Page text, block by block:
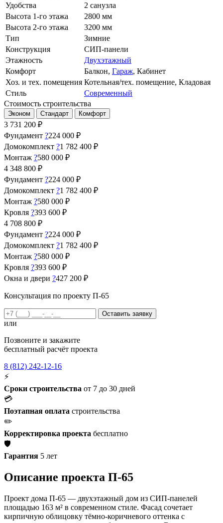
Удобства
2 санузла
Высота 1-го этажа
2800 мм
Высота 2-го этажа
3200 мм
Тип
Зимние
Конструкция
СИП-панели
Этажность
Двухэтажный
Комфорт
Балкон, Гараж, Кабинет
Хоз. и тех. помещения Котельная/тех. помещение, Кладовая
Стиль
Современный
Стоимость строительства
Эконом Стандарт Комфорт
3 731 200 ₽
Фундамент ?224 000 ₽
Домокомплект ?1 782 400 ₽
Монтаж ?580 000 ₽
4 348 800 ₽
Фундамент ?224 000 ₽
Домокомплект ?1 782 400 ₽
Монтаж ?580 000 ₽
Кровля ?393 600 ₽
4 708 800 ₽
Фундамент ?224 000 ₽
Домокомплект ?1 782 400 ₽
Монтаж ?580 000 ₽
Кровля ?393 600 ₽
Окна и двери ?427 200 ₽
Консультация по проекту П-65
Оставить заявку
или
Позвоните и закажите
бесплатный расчёт проекта
8 (812) 242-12-16
⚡
Сроки строительства от 7 до 30 дней
💳
Поэтапная оплата строительства
✏️
Корректировка проекта бесплатно
🛡️
Гарантия 5 лет
Описание проекта П-65
Проект дома П-65 — двухэтажный дом из СИП-панелей
площадью 163 м² в современном стиле. Фасад сочетает
кирпичную облицовку тёмно-коричневого оттенка с